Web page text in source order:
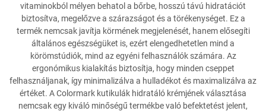
vitaminokból mélyen behatol a bőrbe, hosszú távú hidratációt
biztosítva, megelőzve a szárazságot és a törékenységet. Ez a
termék nemcsak javítja körmének megjelenését, hanem elősegíti
általános egészségüket is, ezért elengedhetetlen mind a
körömstúdiók, mind az egyéni felhasználók számára. Az
ergonómikus kialakítás biztosítja, hogy minden cseppet
felhasználjanak, így minimalizálva a hulladékot és maximalizálva az
értéket. A Colormark kutikulák hidratáló krémjének választása
nemcsak egy kiváló minőségű termékbe való befektetést jelent,